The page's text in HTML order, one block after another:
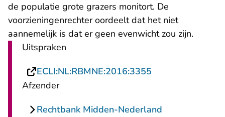
de populatie grote grazers monitort. De
voorzieningenrechter oordeelt dat het niet
aannemelijk is dat er geen evenwicht zou zijn.
Uitspraken
ECLI:NL:RBMNE:2016:3355
Afzender
Rechtbank Midden-Nederland